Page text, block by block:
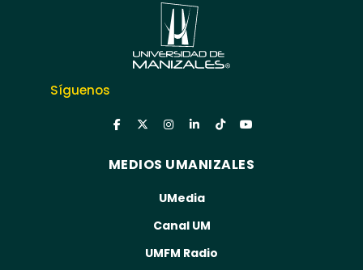
Síguenos
MEDIOS UMANIZALES
UMedia
Canal UM
UMFM Radio